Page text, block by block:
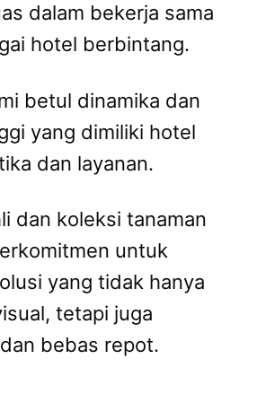
dalam bekerja sama
hotel berbintang.
betul dinamika dan
yang dimiliki hotel
dan layanan.
dan koleksi tanaman
untuk
yang tidak hanya
tetapi juga
bebas repot.